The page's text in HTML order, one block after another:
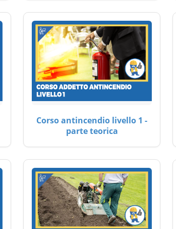
Corso antincendio livello 1 -
parte teorica